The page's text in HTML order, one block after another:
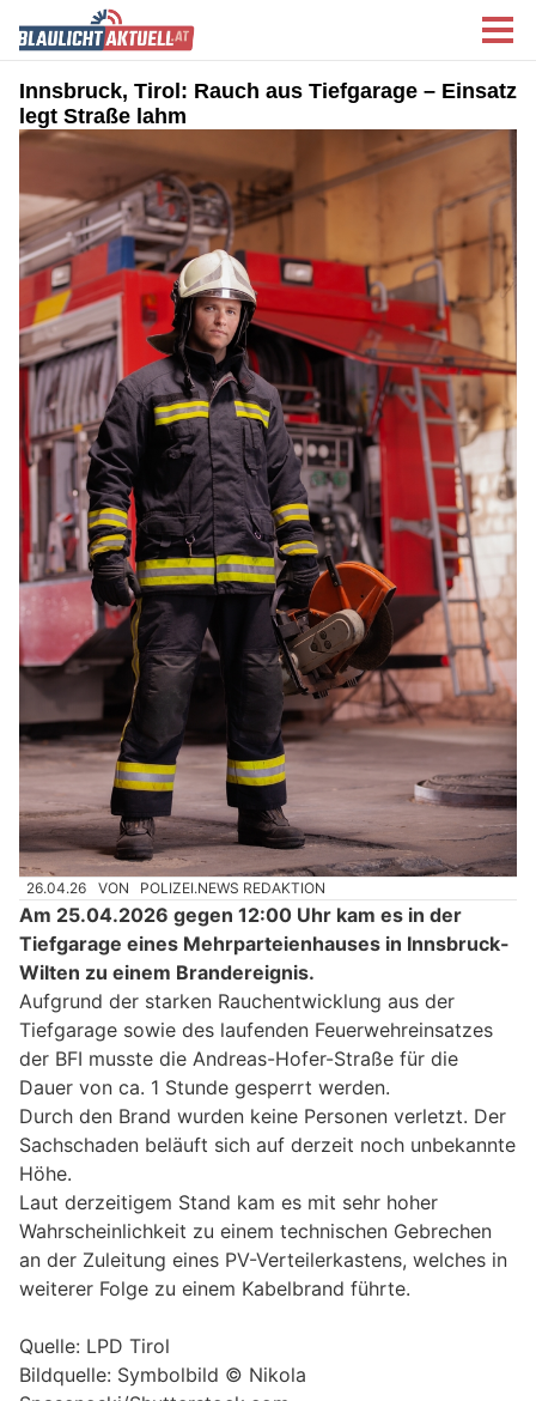
Innsbruck, Tirol: Rauch aus Tiefgarage – Einsatz
legt Straße lahm
26.04.26 VON POLIZEI.NEWS REDAKTION
Am 25.04.2026 gegen 12:00 Uhr kam es in der
Tiefgarage eines Mehrparteienhauses in Innsbruck-
Wilten zu einem Brandereignis.
Aufgrund der starken Rauchentwicklung aus der
Tiefgarage sowie des laufenden Feuerwehreinsatzes
der BFI musste die Andreas-Hofer-Straße für die
Dauer von ca. 1 Stunde gesperrt werden.
Durch den Brand wurden keine Personen verletzt. Der
Sachschaden beläuft sich auf derzeit noch unbekannte
Höhe.
Laut derzeitigem Stand kam es mit sehr hoher
Wahrscheinlichkeit zu einem technischen Gebrechen
an der Zuleitung eines PV-Verteilerkastens, welches in
weiterer Folge zu einem Kabelbrand führte.
Quelle: LPD Tirol
Bildquelle: Symbolbild © Nikola